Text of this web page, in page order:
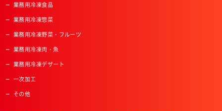
業務用冷凍食品
業務用冷凍惣菜
業務用冷凍野菜・フルーツ
業務用冷凍肉・魚
業務用冷凍デザート
一次加工
その他